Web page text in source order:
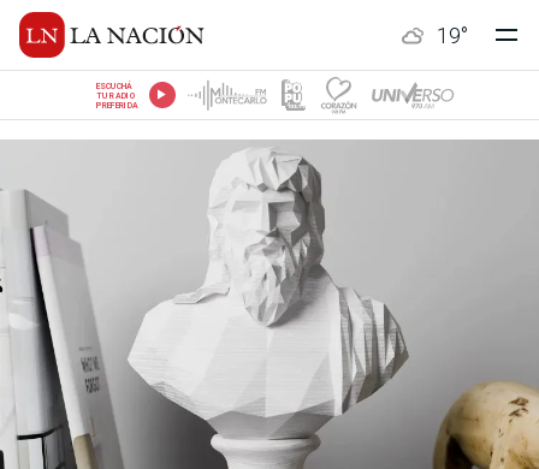
19°
ESCUCHÁ
TU RADIO
PREFERIDA